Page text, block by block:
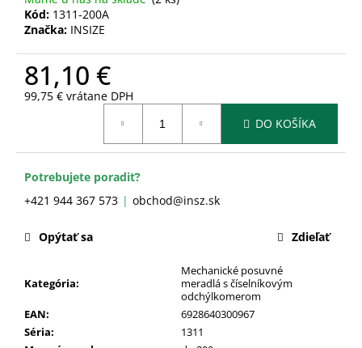
Kód: 1311-200A
Značka: INSIZE
81,10 €
99,75 € vrátane DPH
DO KOŠÍKA
Potrebujete poradiť?
+421 944 367 573
obchod@insz.sk
Kategória:
Mechanické posuvné
meradlá s číselníkovým
odchýlkomerom
EAN:
6928640300967
Séria:
1311
Opýtať sa Zdieľať
p
o
ú
a